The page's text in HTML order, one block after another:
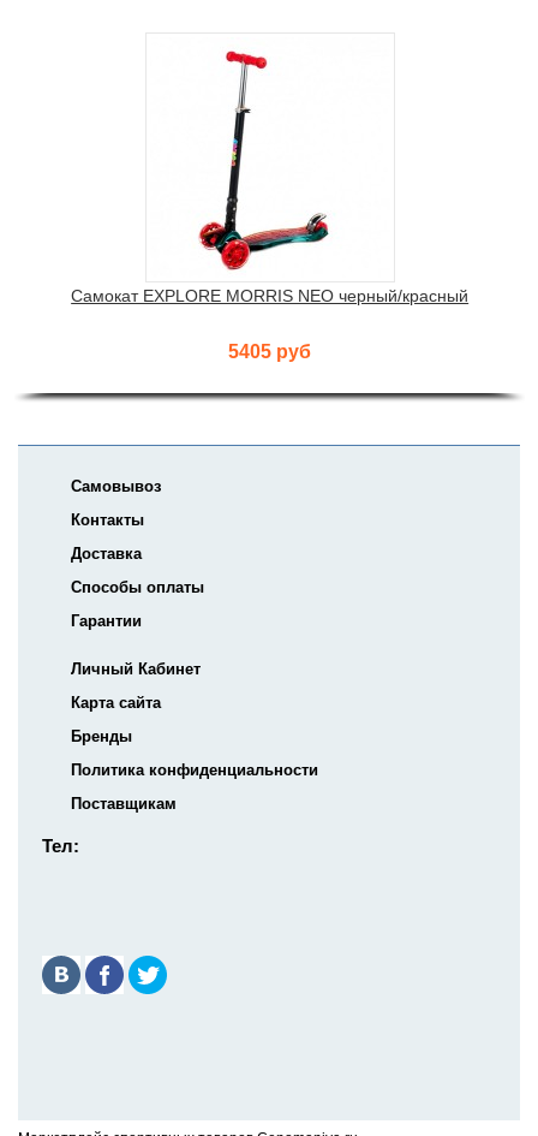
Самокат EXPLORE MORRIS NEO черный/красный
5405 руб
Самовывоз
Контакты
Доставка
Способы оплаты
Гарантии
Личный Кабинет
Карта сайта
Бренды
Политика конфиденциальности
Поставщикам
Тел: